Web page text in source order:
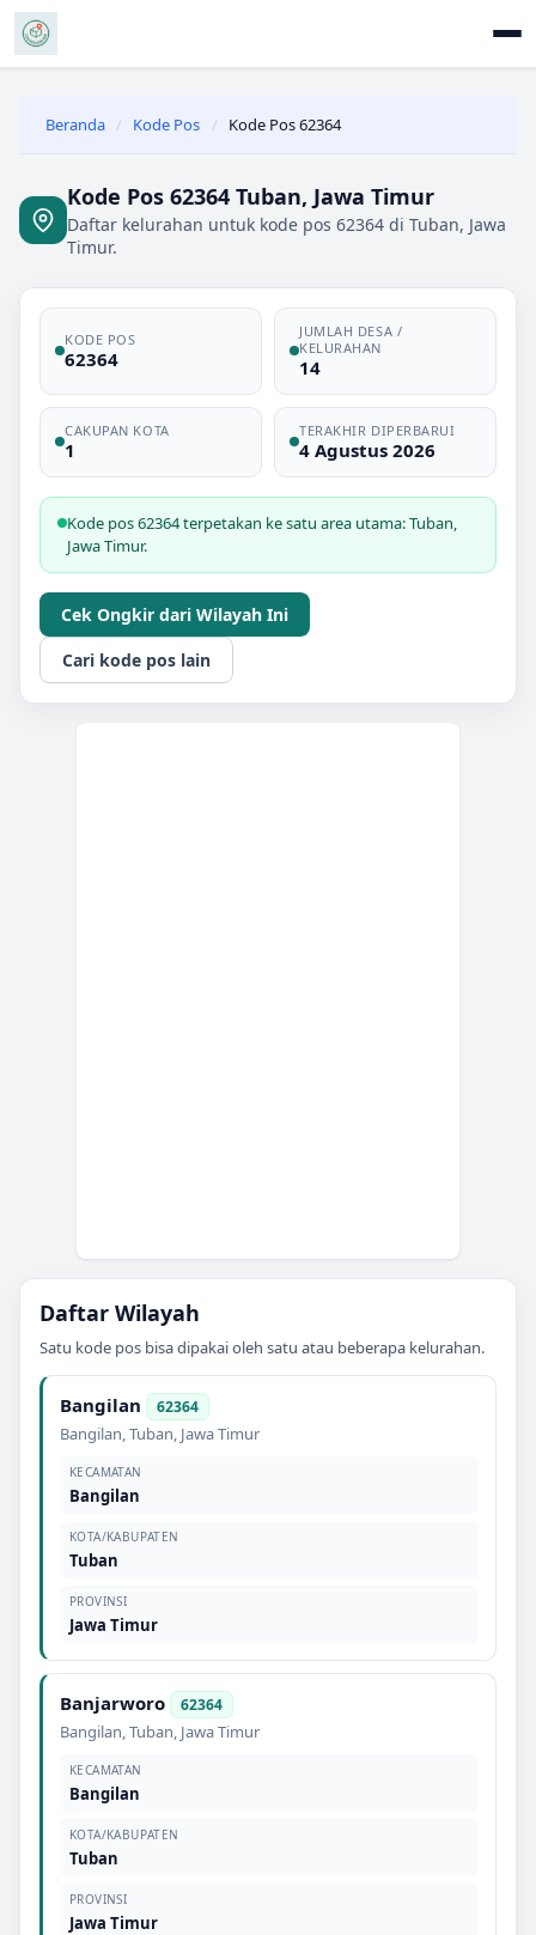
Beranda / Kode Pos / Kode Pos 62364
Kode Pos 62364 Tuban, Jawa Timur
Daftar kelurahan untuk kode pos 62364 di Tuban, Jawa
Timur.
KODE POS
62364
JUMLAH DESA /
KELURAHAN
14
CAKUPAN KOTA
1
TERAKHIR DIPERBARUI
4 Agustus 2026
Kode pos 62364 terpetakan ke satu area utama: Tuban,
Jawa Timur.
Cek Ongkir dari Wilayah Ini
Cari kode pos lain
Daftar Wilayah
Satu kode pos bisa dipakai oleh satu atau beberapa kelurahan.
Bangilan 62364
Bangilan,Tuban, Jawa Timur
KECAMATAN
Bangilan
KOTA/KABUPATEN
Tuban
PROVINSI
Jawa Timur
Banjarworo 62364
Bangilan,Tuban, Jawa Timur
KECAMATAN
Bangilan
KOTA/KABUPATEN
Tuban
PROVINSI
Jawa Timur